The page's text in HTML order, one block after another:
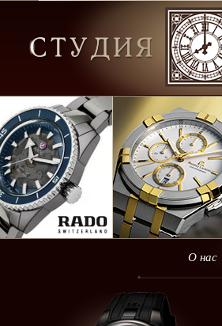
О нас